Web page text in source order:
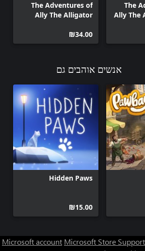
The
Ally The
The Adventures of
Ally The Alligator
‪₪‎34.00‬
אנשים אוהבים גם
Hidden Paws
‪₪‎15.00‬
Microsoft account Microsoft Store Support